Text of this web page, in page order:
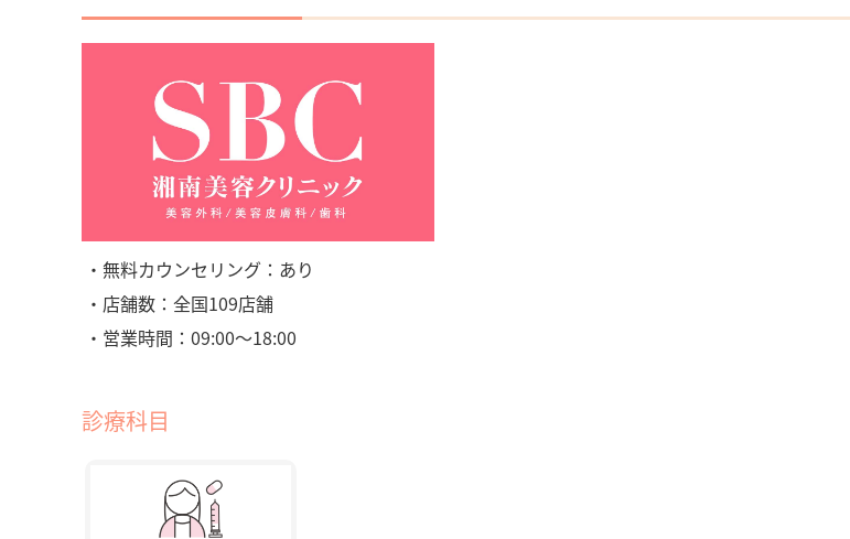
・無料カウンセリング：あり
・店舗数：全国109店舗
・営業時間：09:00〜18:00
診療科目